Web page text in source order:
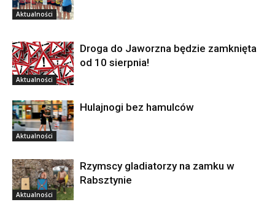
Aktualności
Aktualności
Droga do Jaworzna będzie zamknięta
od 10 sierpnia!
Aktualności
Hulajnogi bez hamulców
Aktualności
Rzymscy gladiatorzy na zamku w
Rabsztynie